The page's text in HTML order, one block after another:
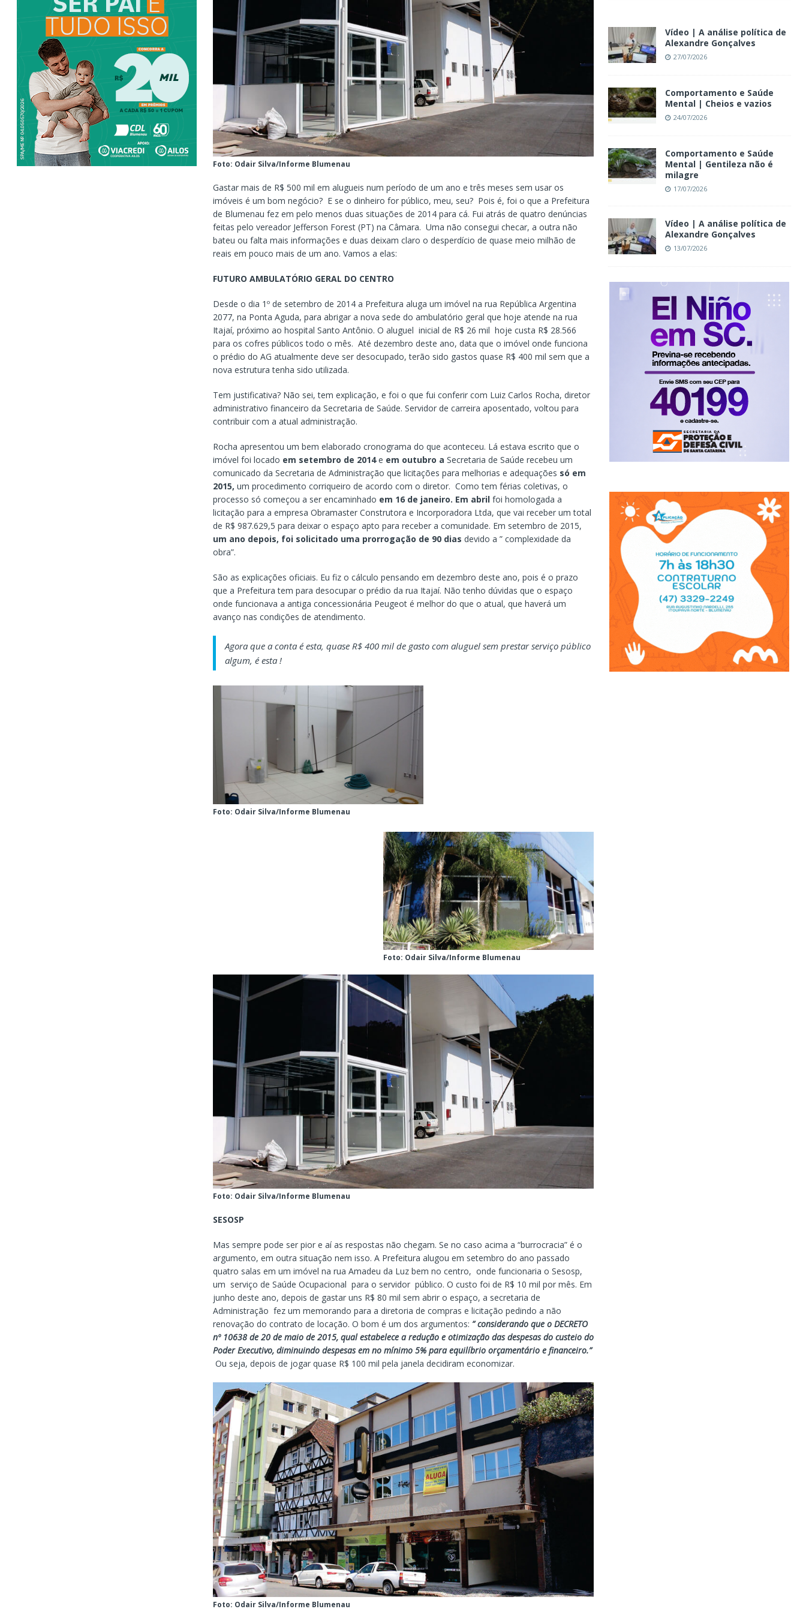
Foto: Odair Silva/Informe Blumenau
Gastar mais de R$ 500 mil em alugueis num período de um ano e três meses sem usar os
imóveis é um bom negócio? E se o dinheiro for público, meu, seu? Pois é, foi o que a Prefeitura
de Blumenau fez em pelo menos duas situações de 2014 para cá. Fui atrás de quatro denúncias
feitas pelo vereador Jefferson Forest (PT) na Câmara. Uma não consegui checar, a outra não
bateu ou falta mais informações e duas deixam claro o desperdício de quase meio milhão de
reais em pouco mais de um ano. Vamos a elas:
FUTURO AMBULATÓRIO GERAL DO CENTRO
Desde o dia 1º de setembro de 2014 a Prefeitura aluga um imóvel na rua República Argentina
2077, na Ponta Aguda, para abrigar a nova sede do ambulatório geral que hoje atende na rua
Itajaí, próximo ao hospital Santo Antônio. O aluguel inicial de R$ 26 mil hoje custa R$ 28.566
para os cofres públicos todo o mês. Até dezembro deste ano, data que o imóvel onde funciona
o prédio do AG atualmente deve ser desocupado, terão sido gastos quase R$ 400 mil sem que a
nova estrutura tenha sido utilizada.
Tem justificativa? Não sei, tem explicação, e foi o que fui conferir com Luiz Carlos Rocha, diretor
administrativo financeiro da Secretaria de Saúde. Servidor de carreira aposentado, voltou para
contribuir com a atual administração.
Rocha apresentou um bem elaborado cronograma do que aconteceu. Lá estava escrito que o
imóvel foi locado em setembro de 2014e em outubro a Secretaria de Saúde recebeu um
comunicado da Secretaria de Administração que licitações para melhorias e adequações só em
2015, um procedimento corriqueiro de acordo com o diretor. Como tem férias coletivas, o
processo só começou a ser encaminhado em 16 de janeiro. Em abrilfoi homologada a
licitação para a empresa Obramaster Construtora e Incorporadora Ltda, que vai receber um total
de R$ 987.629,5 para deixar o espaço apto para receber a comunidade. Em setembro de 2015,
um ano depois, foi solicitado uma prorrogação de 90 dias devido a ” complexidade da
obra”.
São as explicações oficiais. Eu fiz o cálculo pensando em dezembro deste ano, pois é o prazo
que a Prefeitura tem para desocupar o prédio da rua Itajaí. Não tenho dúvidas que o espaço
onde funcionava a antiga concessionária Peugeot é melhor do que o atual, que haverá um
avanço nas condições de atendimento.
Agora que a conta é esta, quase R$ 400 mil de gasto com aluguel sem prestar serviço público
algum, é esta !
Foto: Odair Silva/Informe Blumenau
Foto: Odair Silva/Informe Blumenau
Foto: Odair Silva/Informe Blumenau
SESOSP
Mas sempre pode ser pior e aí as respostas não chegam. Se no caso acima a “burrocracia” é o
argumento, em outra situação nem isso. A Prefeitura alugou em setembro do ano passado
quatro salas em um imóvel na rua Amadeu da Luz bem no centro, onde funcionaria o Sesosp,
um serviço de Saúde Ocupacional para o servidor público. O custo foi de R$ 10 mil por mês. Em
junho deste ano, depois de gastar uns R$ 80 mil sem abrir o espaço, a secretaria de
Administração fez um memorando para a diretoria de compras e licitação pedindo a não
renovação do contrato de locação. O bom é um dos argumentos: ” considerando que o DECRETO
nº 10638 de 20 de maio de 2015, qual estabelece a redução e otimização das despesas do custeio do
Poder Executivo, diminuindo despesas em no mínimo 5% para equilíbrio orçamentário e financeiro.”
Ou seja, depois de jogar quase R$ 100 mil pela janela decidiram economizar.
Foto: Odair Silva/Informe Blumenau
Vídeo | A análise política de
Alexandre Gonçalves
27/07/2026
Comportamento e Saúde
Mental | Cheios e vazios
24/07/2026
Comportamento e Saúde
Mental | Gentileza não é
milagre
17/07/2026
Vídeo | A análise política de
Alexandre Gonçalves
13/07/2026